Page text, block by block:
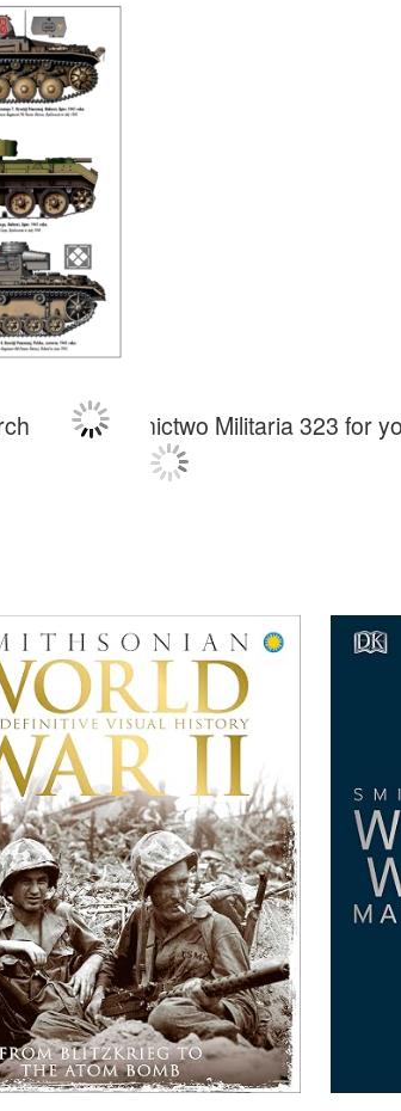
Wydawnictwo Militaria 323 for